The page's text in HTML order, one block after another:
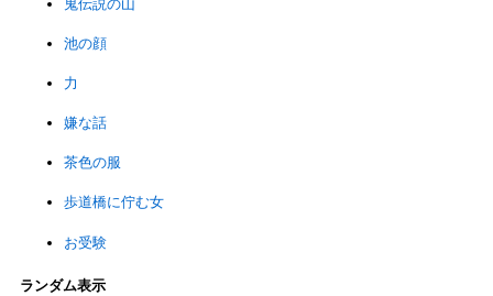
鬼伝説の山
池の顔
力
嫌な話
茶色の服
歩道橋に佇む女
お受験
ランダム表示